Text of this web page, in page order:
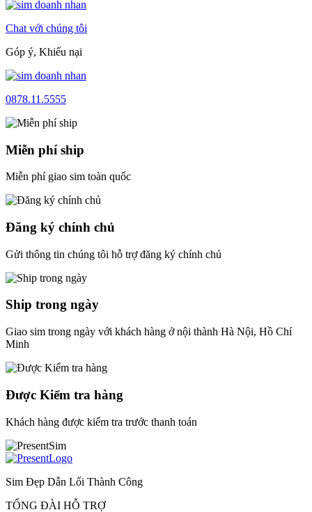
Chat với chúng tôi
Góp ý, Khiếu nại
0878.11.5555
Miễn phí ship
Miễn phí giao sim toàn quốc
Đăng ký chính chủ
Gửi thông tin chúng tôi hỗ trợ đăng ký chính chủ
Ship trong ngày
Giao sim trong ngày với khách hàng ở nội thành Hà Nội, Hồ Chí
Minh
Được Kiểm tra hàng
Khách hàng được kiểm tra trước thanh toán
Sim Đẹp Dẫn Lối Thành Công
TỔNG ĐÀI HỖ TRỢ